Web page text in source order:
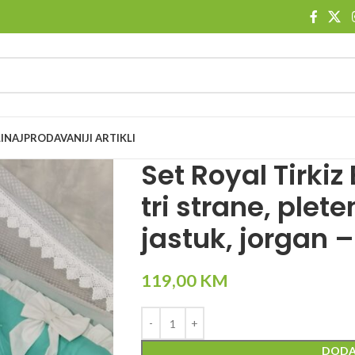
NAJPRODAVANIJI ARTIKLI
Set Royal
tri strane,
jastuk, jorgan
119,00 KM